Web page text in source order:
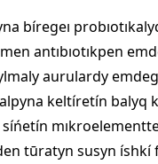
bíregeı
men antıbıotıkpen
aurulardy
keltíretín balyq
síńetín
tūratyn susyn íshkí